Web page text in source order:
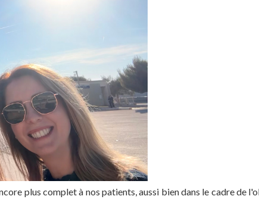
plus complet à nos patients, aussi bien dans le cadre de